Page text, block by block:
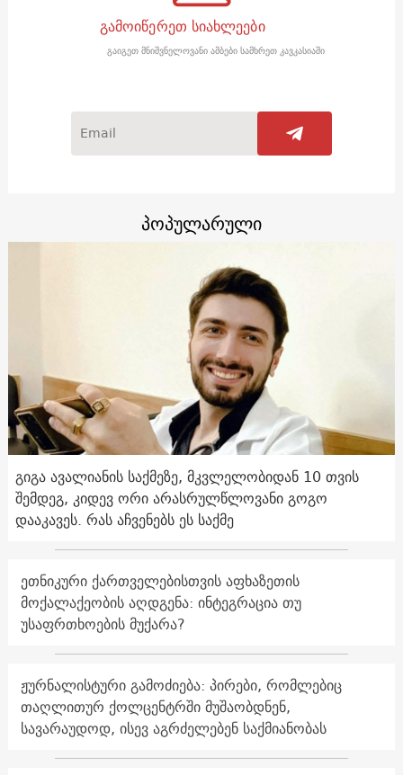
გამოიწერეთ სიახლეები
გაიგეთ მნიშვნელოვანი ამბები სამხრეთ კავკასიაში
პოპულარული
გიგა ავალიანის საქმეზე, მკვლელობიდან 10 თვის
შემდეგ, კიდევ ორი არასრულწლოვანი გოგო
დააკავეს. რას აჩვენებს ეს საქმე
ეთნიკური ქართველებისთვის აფხაზეთის
მოქალაქეობის აღდგენა: ინტეგრაცია თუ
უსაფრთხოების მუქარა?
ჟურნალისტური გამოძიება: პირები, რომლებიც
თაღლითურ ქოლცენტრში მუშაობდნენ,
სავარაუდოდ, ისევ აგრძელებენ საქმიანობას